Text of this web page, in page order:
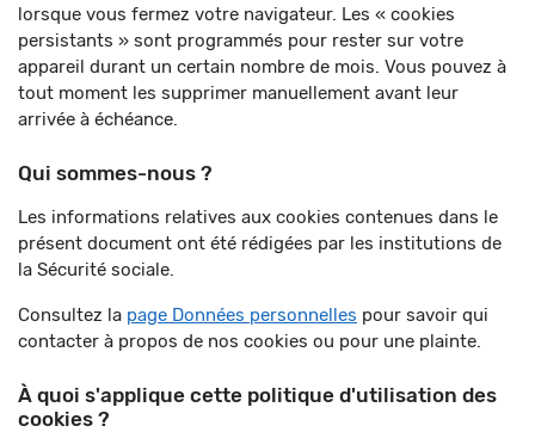
lorsque vous fermez votre navigateur. Les « cookies
persistants » sont programmés pour rester sur votre
appareil durant un certain nombre de mois. Vous pouvez à
tout moment les supprimer manuellement avant leur
arrivée à échéance.
Qui sommes-nous ?
Les informations relatives aux cookies contenues dans le
présent document ont été rédigées par les institutions de
la Sécurité sociale.
Consultez la page Données personnelles pour savoir qui
contacter à propos de nos cookies ou pour une plainte.
À quoi s'applique cette politique d'utilisation des
cookies ?